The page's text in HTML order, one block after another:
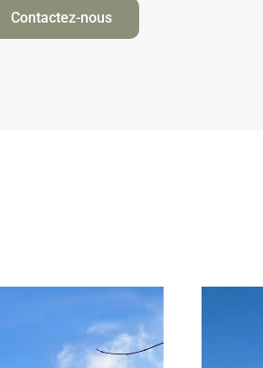
Contactez-nous